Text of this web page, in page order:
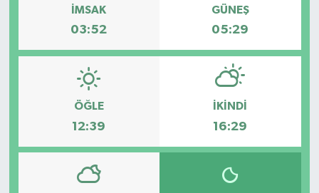
İMSAK
03:52
GÜNEŞ
05:29
ÖĞLE
12:39
İKINDI
16:29